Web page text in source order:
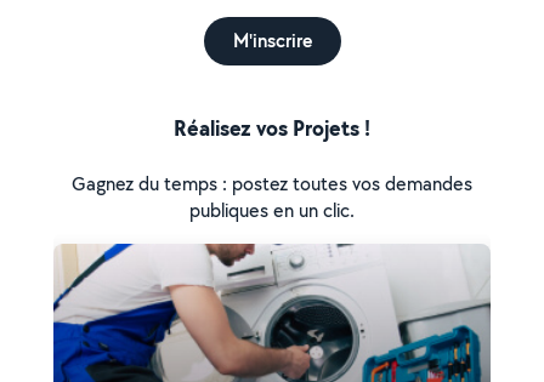
M'inscrire
Réalisez vos Projets !
Gagnez du temps : postez toutes vos demandes
publiques en un clic.